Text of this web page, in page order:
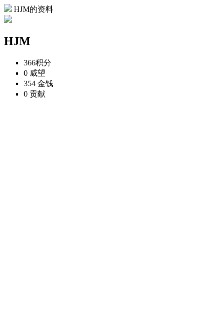
HJM的资料
HJM
366积分
0 威望
354 金钱
0 贡献